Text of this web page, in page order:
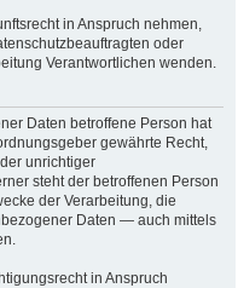
in Anspruch nehmen,
oder
Verantwortlichen wenden.
Daten betroffene Person hat
gewährte Recht,
unrichtiger
steht der betroffenen Person
der Verarbeitung, die
Daten — auch mittels
in Anspruch